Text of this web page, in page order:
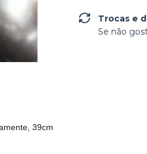
39cm
Trocas e
Se não